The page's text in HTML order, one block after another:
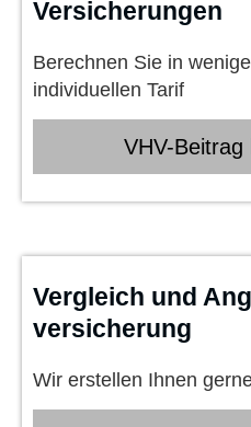
Versicherungen
Berechnen Sie in
individuellen Tarif
VHV-Beitrag
Vergleich und
ver­sicherung
Wir erstellen Ihnen